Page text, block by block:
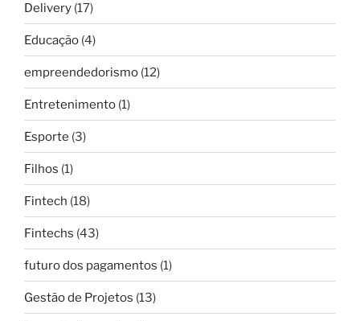
Delivery (17)
Educação (4)
empreendedorismo (12)
Entretenimento (1)
Esporte (3)
Filhos (1)
Fintech (18)
Fintechs (43)
futuro dos pagamentos (1)
Gestão de Projetos (13)